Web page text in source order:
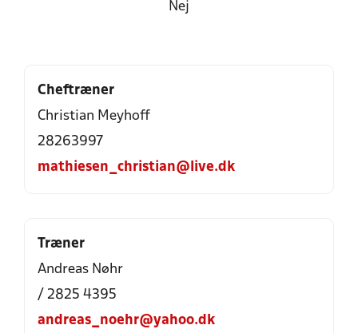
Nej
Cheftræner
Christian Meyhoff
28263997
mathiesen_christian@live.dk
Træner
Andreas Nøhr
/ 2825 4395
andreas_noehr@yahoo.dk